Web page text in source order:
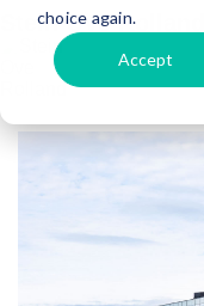
choice again.
Accept
Stein Ove Rolland